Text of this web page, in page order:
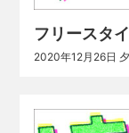
フリースタ
2020年12月26日